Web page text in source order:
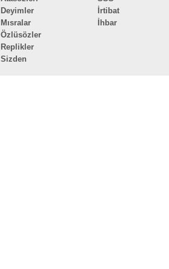
Deyimler
Mısralar
Özlüsözler
Replikler
Sizden
İrtibat
İhbar